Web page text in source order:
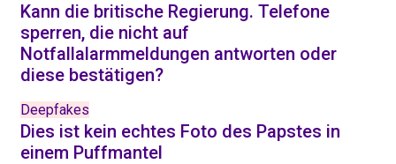
Kann die britische Regierung. Telefone
sperren, die nicht auf
Notfallalarmmeldungen antworten oder
diese bestätigen?
Deepfakes
Dies ist kein echtes Foto des Papstes in
einem Puffmantel